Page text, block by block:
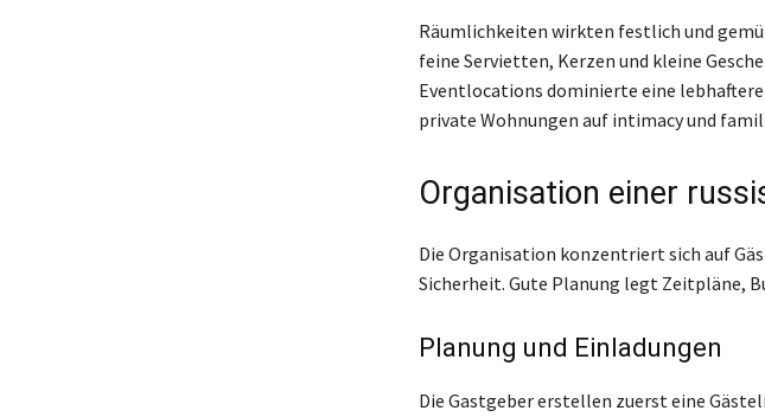
Räumlichkeiten wirkten festlich und
feine Servietten, Kerzen und kleine
Eventlocations dominierte eine
private Wohnungen auf intimacy und
Organisation einer
Die Organisation konzentriert sich auf
Sicherheit. Gute Planung legt Zeitpläne,
Planung und Einladungen
Die Gastgeber erstellen zuerst eine